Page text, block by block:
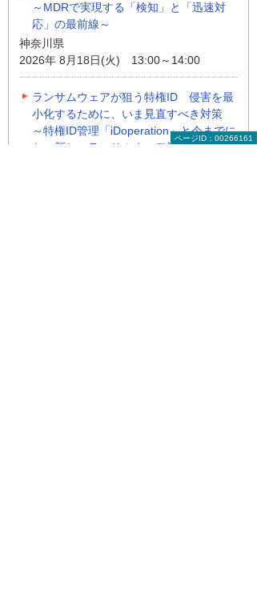
～MDRで実現する「検知」と「迅速対
応」の最前線～
神奈川県
2026年 8月18日(火) 13:00～14:00
ランサムウェアが狙う特権ID 侵害を最
小化するために、いま見直すべき対策
～特権ID管理「iDoperation」と今までに
ない新しいランサムウェア対策
ページID：00266161